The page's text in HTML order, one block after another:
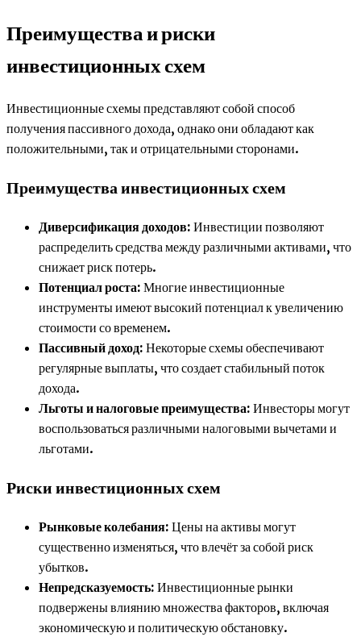
Преимущества и риски
инвестиционных схем
Инвестиционные схемы представляют собой способ
получения пассивного дохода, однако они обладают как
положительными, так и отрицательными сторонами.
Преимущества инвестиционных схем
Диверсификация доходов: Инвестиции позволяют
распределить средства между различными активами, что
снижает риск потерь.
Потенциал роста: Многие инвестиционные
инструменты имеют высокий потенциал к увеличению
стоимости со временем.
Пассивный доход: Некоторые схемы обеспечивают
регулярные выплаты, что создает стабильный поток
дохода.
Льготы и налоговые преимущества: Инвесторы могут
воспользоваться различными налоговыми вычетами и
льготами.
Риски инвестиционных схем
Рынковые колебания: Цены на активы могут
существенно изменяться, что влечёт за собой риск
убытков.
Непредсказуемость: Инвестиционные рынки
подвержены влиянию множества факторов, включая
экономическую и политическую обстановку.